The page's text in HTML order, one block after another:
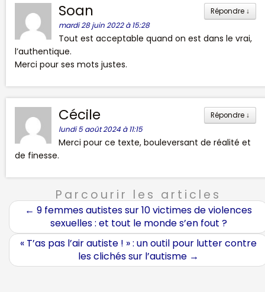
Répondre ↓
Soan
mardi 28 juin 2022 à 15:28
Tout est acceptable quand on est dans le vrai,
l’authentique.
Merci pour ses mots justes.
Répondre ↓
Cécile
lundi 5 août 2024 à 11:15
Merci pour ce texte, bouleversant de réalité et
de finesse.
Parcourir les articles
← 9 femmes autistes sur 10 victimes de violences
sexuelles : et tout le monde s’en fout ?
« T’as pas l’air autiste ! » : un outil pour lutter contre
les clichés sur l’autisme →